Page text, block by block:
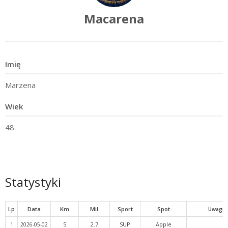
Macarena
Imię
Marzena
Wiek
48
Statystyki
Lp Data Km Mil Sport Spot Uwagi
1 2026-05-02 5 2.7 SUP Apple